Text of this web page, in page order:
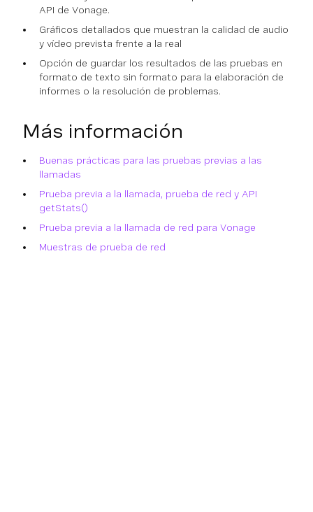
API de Vonage.
Gráficos detallados que muestran la calidad de audio
y vídeo prevista frente a la real
Opción de guardar los resultados de las pruebas en
formato de texto sin formato para la elaboración de
informes o la resolución de problemas.
Más información
Buenas prácticas para las pruebas previas a las
llamadas
Prueba previa a la llamada, prueba de red y API
getStats()
Prueba previa a la llamada de red para Vonage
Muestras de prueba de red